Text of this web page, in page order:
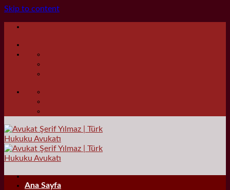
Skip to content
Ana Sayfa